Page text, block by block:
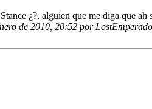
¿?, alguien que me diga que
de 2010, 20:52 por